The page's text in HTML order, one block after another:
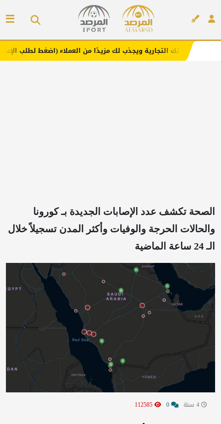
ويجذب لك مزيدًا من العملاء (اضغط لطلب الإعلان)
الصحة تكشف عدد الإصابات الجديدة بـ كورونا
والحالات الحرجة والوفيات وأكثر المدن تسجيلاً خلال
الـ 24 ساعة الماضية